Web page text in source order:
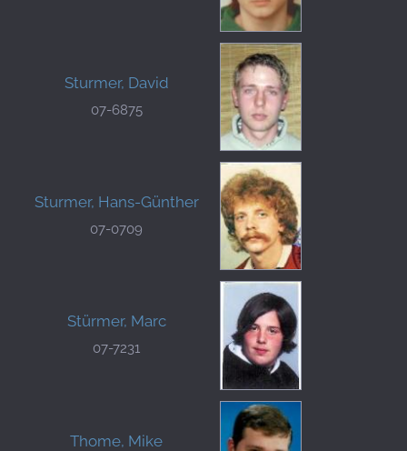
Sturmer, David
07-6875
Sturmer, Hans-Günther
07-0709
Stürmer, Marc
07-7231
Thome, Mike